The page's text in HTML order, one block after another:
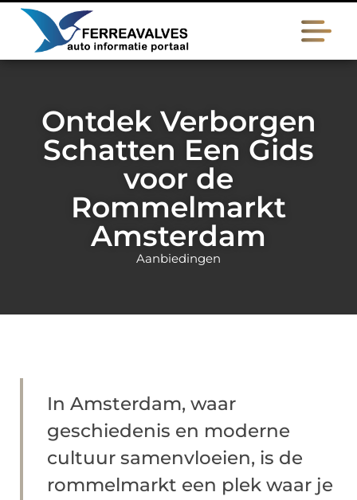
Ontdek Verborgen
Schatten Een Gids
voor de
Rommelmarkt
Amsterdam
Aanbiedingen
In Amsterdam, waar
geschiedenis en moderne
cultuur samenvloeien, is de
rommelmarkt een plek waar je